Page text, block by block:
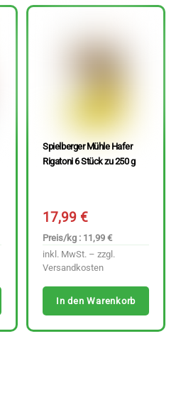
Spielberger Mühle Hafer
Rigatoni 6 Stück zu 250 g
17,99€
Preis/kg : 11,99 €
inkl. MwSt. – zzgl.
Versandkosten
In den Warenkorb